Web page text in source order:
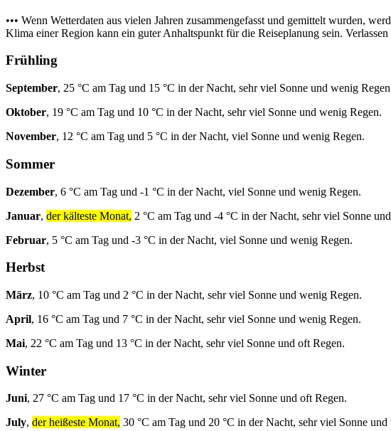
••• Wenn Wetterdaten aus vielen Jahren zusammengefasst und gemittelt wurden,
Klima einer Region kann ein guter Anhaltspunkt für die Reiseplanung sein.
Frühling
September, 25 °C am Tag und 15 °C in der Nacht, sehr viel Sonne und wenig
Oktober, 19 °C am Tag und 10 °C in der Nacht, sehr viel Sonne und wenig Regen.
November, 12 °C am Tag und 5 °C in der Nacht, viel Sonne und wenig Regen.
Sommer
Dezember, 6 °C am Tag und -1 °C in der Nacht, viel Sonne und wenig Regen.
Januar, der kälteste Monat, 2 °C am Tag und -4 °C in der Nacht, sehr viel Sonne
Februar, 5 °C am Tag und -3 °C in der Nacht, viel Sonne und wenig Regen.
Herbst
März, 10 °C am Tag und 2 °C in der Nacht, sehr viel Sonne und wenig Regen.
April, 16 °C am Tag und 7 °C in der Nacht, sehr viel Sonne und wenig Regen.
Mai, 22 °C am Tag und 13 °C in der Nacht, sehr viel Sonne und oft Regen.
Winter
Juni, 27 °C am Tag und 17 °C in der Nacht, sehr viel Sonne und oft Regen.
July, der heißeste Monat, 30 °C am Tag und 20 °C in der Nacht, sehr viel Sonne